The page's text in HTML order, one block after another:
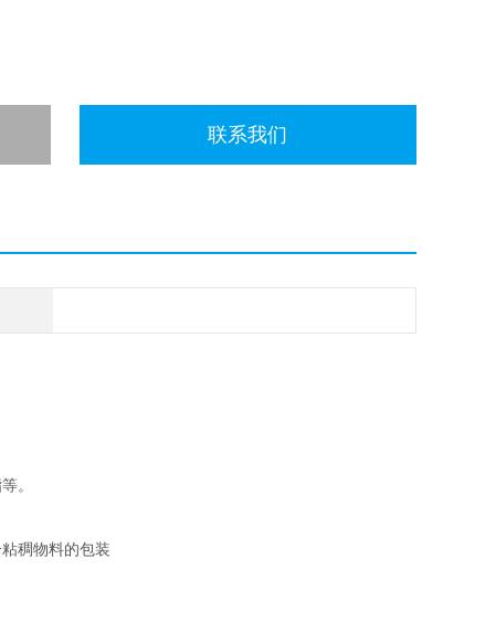
联系我们
。
稠物料的包装